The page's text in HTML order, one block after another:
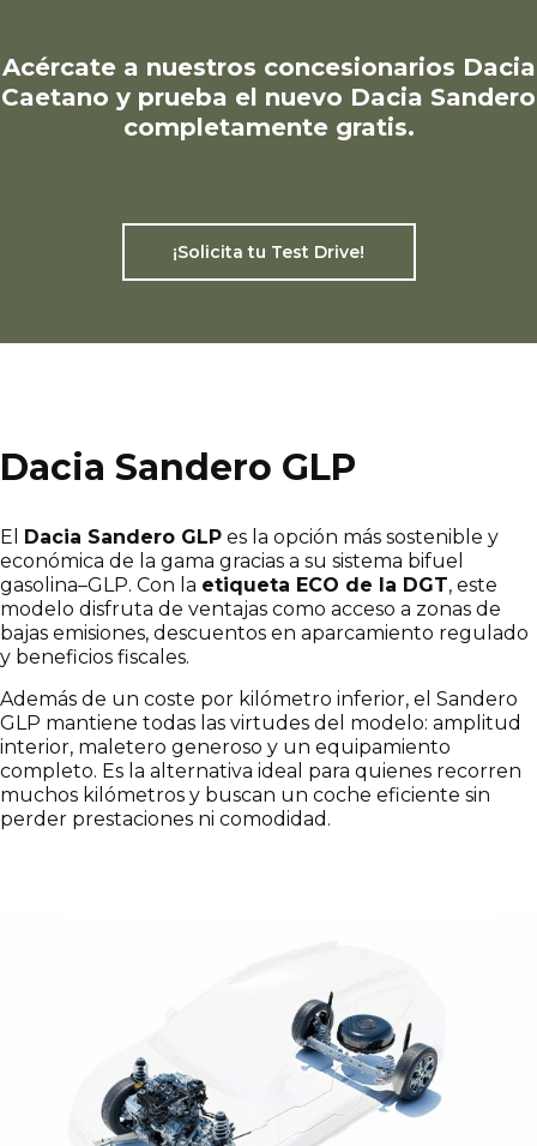
Acércate a nuestros concesionarios Dacia
Caetano y prueba el nuevo Dacia Sandero
completamente gratis.
¡Solicita tu Test Drive!
Dacia Sandero GLP
El Dacia Sandero GLP es la opción más sostenible y
económica de la gama gracias a su sistema bifuel
gasolina–GLP. Con la etiqueta ECO de la DGT, este
modelo disfruta de ventajas como acceso a zonas de
bajas emisiones, descuentos en aparcamiento regulado
y beneficios fiscales.
Además de un coste por kilómetro inferior, el Sandero
GLP mantiene todas las virtudes del modelo: amplitud
interior, maletero generoso y un equipamiento
completo. Es la alternativa ideal para quienes recorren
muchos kilómetros y buscan un coche eficiente sin
perder prestaciones ni comodidad.